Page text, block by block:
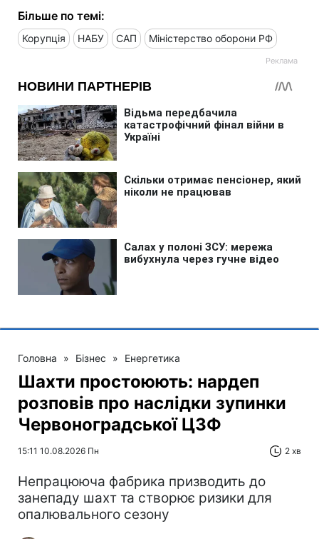
Більше по темі:
Корупція НАБУ САП Міністерство оборони РФ
Головна » Бізнес » Енергетика
Шахти простоюють: нардеп
розповів про наслідки зупинки
Червоноградської ЦЗФ
15:11 10.08.2026 Пн 2 хв
Непрацююча фабрика призводить до
занепаду шахт та створює ризики для
опалювального сезону